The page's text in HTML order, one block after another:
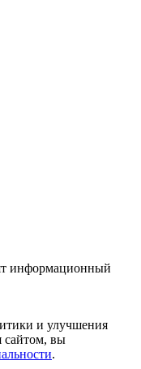
информационный
и улучшения
сайтом, вы
.